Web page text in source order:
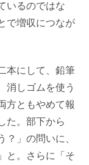
いるのではな
で増収につなが
本にして、鉛筆
消しゴムを使う
方ともやめて報
た。部下から
？」の問いに、
と。さらに「そ